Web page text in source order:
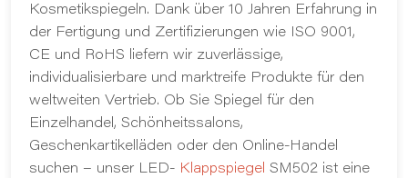
Kosmetikspiegeln. Dank über 10 Jahren Erfahrung in
der Fertigung und Zertifizierungen wie ISO 9001,
CE und RoHS liefern wir zuverlässige,
individualisierbare und marktreife Produkte für den
weltweiten Vertrieb. Ob Sie Spiegel für den
Einzelhandel, Schönheitssalons,
Geschenkartikelläden oder den Online-Handel
suchen – unser LED- Klappspiegel SM502 ist eine